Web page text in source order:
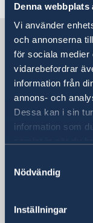
Denna webbplats
Vi använder
och annonserna
för sociala medier
vidarebefordrar
information från
annons- och
Dessa kan i sin
information som
Nödvändig
Inställningar
Rules for
Invitation to civil
partnership with
Important
Passports
Sweden
Skopje
Embassy
Visiting
Postal address
Embassy
1000 Skopje